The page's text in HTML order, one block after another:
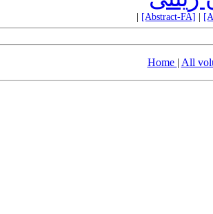
[Abstract-FA]
Home | All